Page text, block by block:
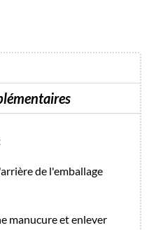
de l'emballage
manucure et enlever